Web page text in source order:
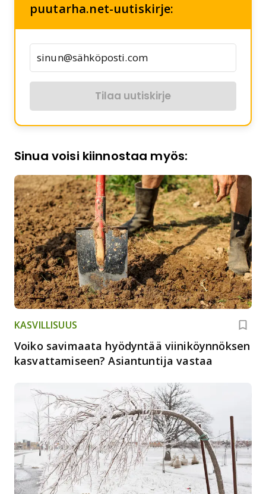
puutarha.net-uutiskirje:
Tilaa uutiskirje
Sinua voisi kiinnostaa myös:
KASVILLISUUS
Voiko savimaata hyödyntää viiniköynnöksen
kasvattamiseen? Asiantuntija vastaa